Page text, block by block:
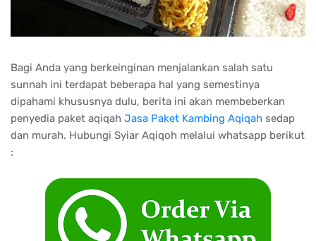
Bagi Anda yang berkeinginan menjalankan salah satu
sunnah ini terdapat beberapa hal yang semestinya
dipahami khususnya dulu, berita ini akan membeberkan
penyedia paket aqiqah Jasa Paket Kambing Aqiqah sedap
dan murah. Hubungi Syiar Aqiqoh melalui whatsapp berikut
: